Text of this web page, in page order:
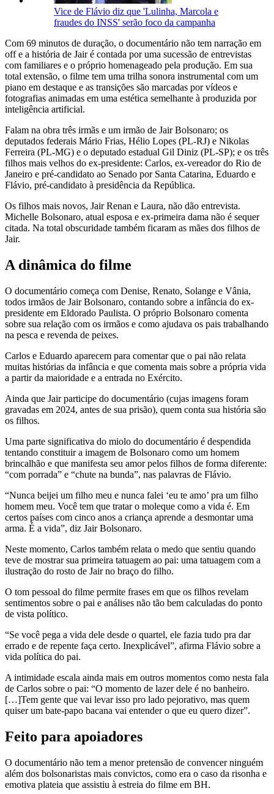
Vice de Flávio diz que 'Lulinha, Marcola e
fraudes do INSS' serão foco da campanha
Com 69 minutos de duração, o documentário não tem narração em
off e a história de Jair é contada por uma sucessão de entrevistas
com familiares e o próprio homenageado pela produção. Em sua
total extensão, o filme tem uma trilha sonora instrumental com um
piano em destaque e as transições são marcadas por vídeos e
fotografias animadas em uma estética semelhante à produzida por
inteligência artificial.
Falam na obra três irmãs e um irmão de Jair Bolsonaro; os
deputados federais Mário Frias, Hélio Lopes (PL-RJ) e Nikolas
Ferreira (PL-MG) e o deputado estadual Gil Diniz (PL-SP); e os três
filhos mais velhos do ex-presidente: Carlos, ex-vereador do Rio de
Janeiro e pré-candidato ao Senado por Santa Catarina, Eduardo e
Flávio, pré-candidato à presidência da República.
Os filhos mais novos, Jair Renan e Laura, não dão entrevista.
Michelle Bolsonaro, atual esposa e ex-primeira dama não é sequer
citada. Na total obscuridade também ficaram as mães dos filhos de
Jair.
A dinâmica do filme
O documentário começa com Denise, Renato, Solange e Vânia,
todos irmãos de Jair Bolsonaro, contando sobre a infância do ex-
presidente em Eldorado Paulista. O próprio Bolsonaro comenta
sobre sua relação com os irmãos e como ajudava os pais trabalhando
na pesca e revenda de peixes.
Carlos e Eduardo aparecem para comentar que o pai não relata
muitas histórias da infância e que comenta mais sobre a própria vida
a partir da maioridade e a entrada no Exército.
Ainda que Jair participe do documentário (cujas imagens foram
gravadas em 2024, antes de sua prisão), quem conta sua história são
os filhos.
Uma parte significativa do miolo do documentário é despendida
tentando constituir a imagem de Bolsonaro como um homem
brincalhão e que manifesta seu amor pelos filhos de forma diferente:
“com porrada” e “chute na bunda”, nas palavras de Flávio.
“Nunca beijei um filho meu e nunca falei ‘eu te amo’ pra um filho
homem meu. Você tem que tratar o moleque como a vida é. Em
certos países com cinco anos a criança aprende a desmontar uma
arma. É a vida”, diz Jair Bolsonaro.
Neste momento, Carlos também relata o medo que sentiu quando
teve de mostrar sua primeira tatuagem ao pai: uma tatuagem com a
ilustração do rosto de Jair no braço do filho.
O tom pessoal do filme permite frases em que os filhos revelam
sentimentos sobre o pai e análises não tão bem calculadas do ponto
de vista político.
“Se você pega a vida dele desde o quartel, ele fazia tudo pra dar
errado e de repente faça certo. Inexplicável”, afirma Flávio sobre a
vida política do pai.
A intimidade escala ainda mais em outros momentos como nesta fala
de Carlos sobre o pai: “O momento de lazer dele é no banheiro.
[…]Tem gente que vai levar isso pro lado pejorativo, mas quem
quiser um bate-papo bacana vai entender o que eu quero dizer”.
Feito para apoiadores
O documentário não tem a menor pretensão de convencer ninguém
além dos bolsonaristas mais convictos, como era o caso da risonha e
emotiva plateia que assistiu à estreia do filme em BH.